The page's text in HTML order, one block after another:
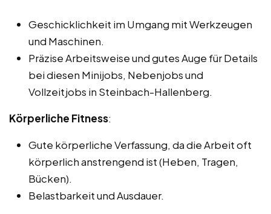
Geschicklichkeit im Umgang mit Werkzeugen
und Maschinen.
Präzise Arbeitsweise und gutes Auge für Details
bei diesen Minijobs, Nebenjobs und
Vollzeitjobs in Steinbach-Hallenberg.
Körperliche Fitness:
Gute körperliche Verfassung, da die Arbeit oft
körperlich anstrengend ist (Heben, Tragen,
Bücken).
Belastbarkeit und Ausdauer.